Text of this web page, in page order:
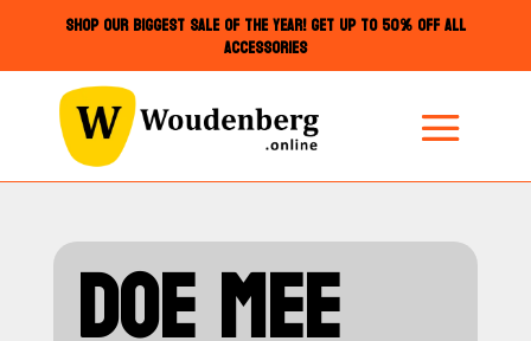
SHOP OUR BIGGEST SALE OF THE YEAR! GET UP TO 50% OFF ALL
ACCESSORIES
DOE MEE